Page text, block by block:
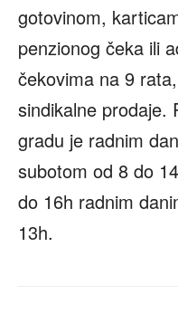
gotovinom,
penzionog čeka ili
čekovima na 9
sindikalne prodaje.
gradu je radnim
subotom od 8 do
do 16h radnim
13h.